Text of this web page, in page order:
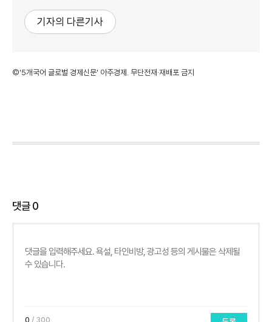
기자의 다른기사
©'5개국어 글로벌 경제신문' 아주경제. 무단전재·재배포 금지
댓글0
0 / 300